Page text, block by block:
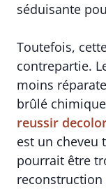
séduisante
Toutefois,
contrepartie.
moins
brûlé
reussir
est un cheveu
pourrait être
reconstruction